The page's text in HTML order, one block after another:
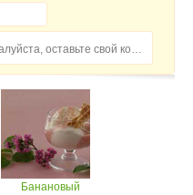
Домохозяйка, пожалуйста, оставьте свой комментарий...
Банановый